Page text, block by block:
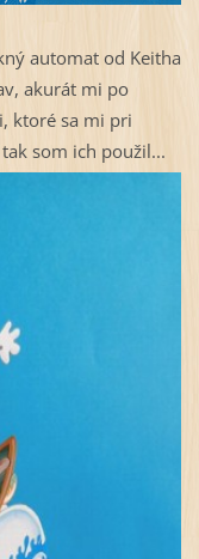
automat od Keitha
akurát mi po
ktoré sa mi pri
som ich použil...